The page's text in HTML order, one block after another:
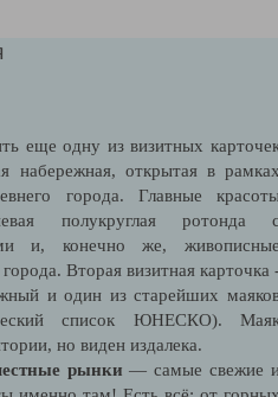
еще одну из визитных
набережная, открытая в
города. Главные
полукруглая ротонда
и, конечно же,
Вторая визитная карточка
и один из старейших
список ЮНЕСКО).
но виден издалека.
рынки — самые свежие